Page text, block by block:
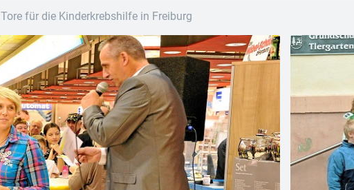
Tore für die Kinderkrebshilfe in Freiburg
Warning
: Trying
/home/
hilft.de/